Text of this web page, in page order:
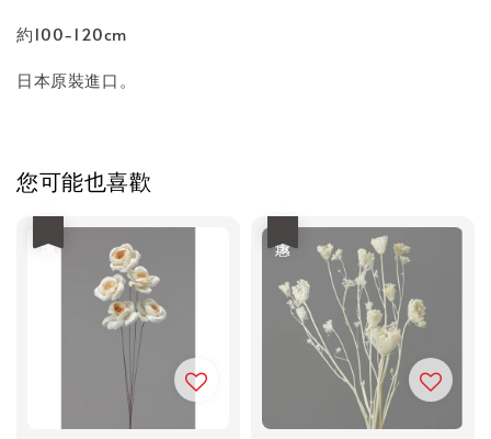
約100-120cm
日本原裝進口。
您可能也喜歡